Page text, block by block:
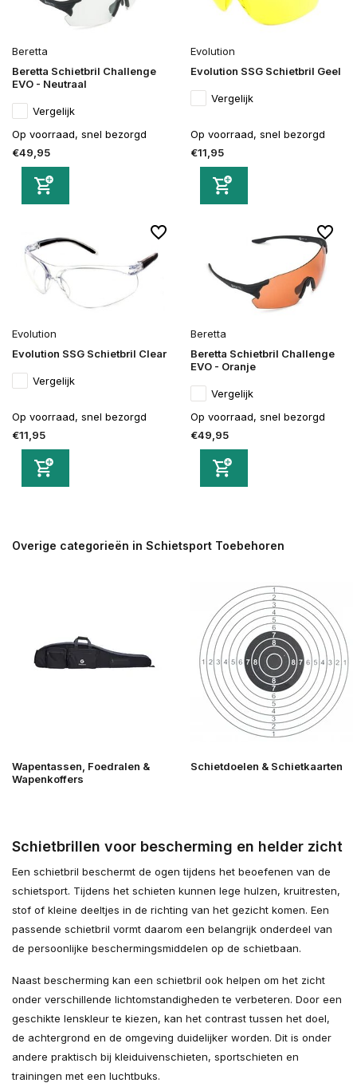
Beretta
Beretta Schietbril Challenge
EVO - Neutraal
Vergelijk
Op voorraad, snel bezorgd
€49,95
Evolution
Evolution SSG Schietbril Geel
Vergelijk
Op voorraad, snel bezorgd
€11,95
Evolution
Evolution SSG Schietbril Clear
Vergelijk
Op voorraad, snel bezorgd
€11,95
Beretta
Beretta Schietbril Challenge
EVO - Oranje
Vergelijk
Op voorraad, snel bezorgd
€49,95
Overige categorieën in Schietsport Toebehoren
Wapentassen, Foedralen &
Wapenkoffers
Schietdoelen & Schietkaarten
Schietbrillen voor bescherming en helder zicht
Een schietbril beschermt de ogen tijdens het beoefenen van de
schietsport. Tijdens het schieten kunnen lege hulzen, kruitresten,
stof of kleine deeltjes in de richting van het gezicht komen. Een
passende schietbril vormt daarom een belangrijk onderdeel van
de persoonlijke beschermingsmiddelen op de schietbaan.
Naast bescherming kan een schietbril ook helpen om het zicht
onder verschillende lichtomstandigheden te verbeteren. Door een
geschikte lenskleur te kiezen, kan het contrast tussen het doel,
de achtergrond en de omgeving duidelijker worden. Dit is onder
andere praktisch bij kleiduivenschieten, sportschieten en
trainingen met een luchtbuks.